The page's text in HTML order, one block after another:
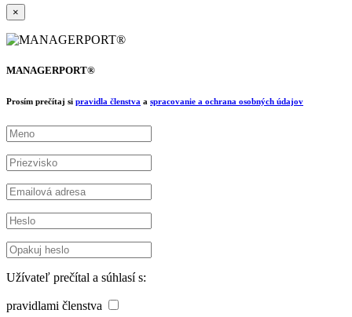
×
MANAGERPORT®
Prosím prečítaj si pravidla členstva a spracovanie a ochrana osobných údajov
Užívateľ prečítal a súhlasí s:
pravidlami členstva